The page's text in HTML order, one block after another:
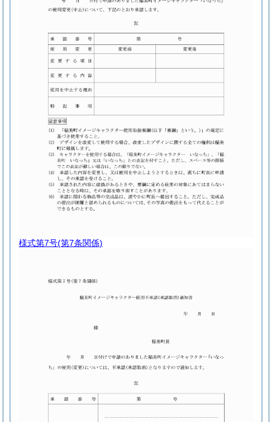
様式第7号(第7条関係)